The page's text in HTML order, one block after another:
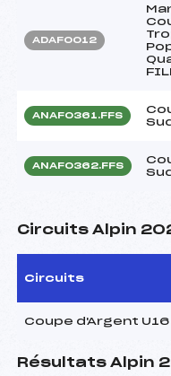
ADAF0012
ANAF0361.FFS
ANAF0362.FFS
Circuits Alpin
Circuits
Coupe d'Argent
Résultats Alpin